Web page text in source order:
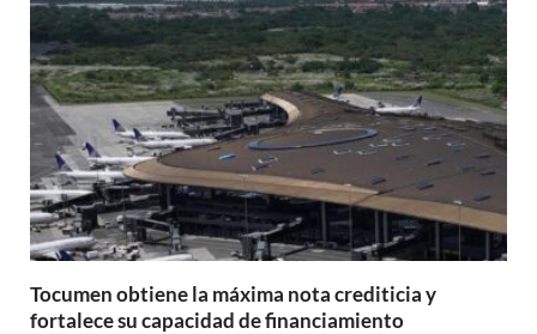
Tocumen obtiene la máxima nota crediticia y
fortalece su capacidad de financiamiento